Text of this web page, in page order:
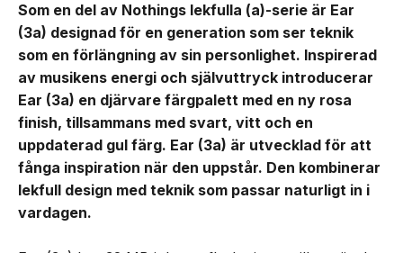
Som en del av Nothings lekfulla (a)-serie är Ear
(3a) designad för en generation som ser teknik
som en förlängning av sin personlighet. Inspirerad
av musikens energi och självuttryck introducerar
Ear (3a) en djärvare färgpalett med en ny rosa
finish, tillsammans med svart, vitt och en
uppdaterad gul färg. Ear (3a) är utvecklad för att
fånga inspiration när den uppstår. Den kombinerar
lekfull design med teknik som passar naturligt in i
vardagen.